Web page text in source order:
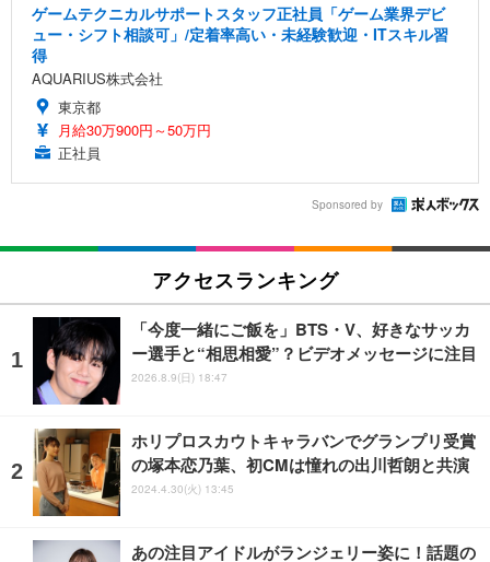
ゲームテクニカルサポートスタッフ正社員「ゲーム業界デビ
ュー・シフト相談可」/定着率高い・未経験歓迎・ITスキル習
得
AQUARIUS株式会社
東京都
月給30万900円～50万円
正社員
Sponsored by
アクセスランキング
「今度一緒にご飯を」BTS・V、好きなサッカ
ー選手と“相思相愛”？ビデオメッセージに注目
2026.8.9(日) 18:47
ホリプロスカウトキャラバンでグランプリ受賞
の塚本恋乃葉、初CMは憧れの出川哲朗と共演
2024.4.30(火) 13:45
あの注目アイドルがランジェリー姿に！話題の